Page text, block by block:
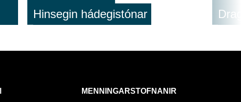
Hinsegin hádegistónar
MENNINGARSTOFNANIR